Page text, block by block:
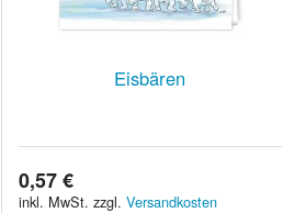
Eisbären
0,57 €
inkl. MwSt. zzgl. Versandkosten